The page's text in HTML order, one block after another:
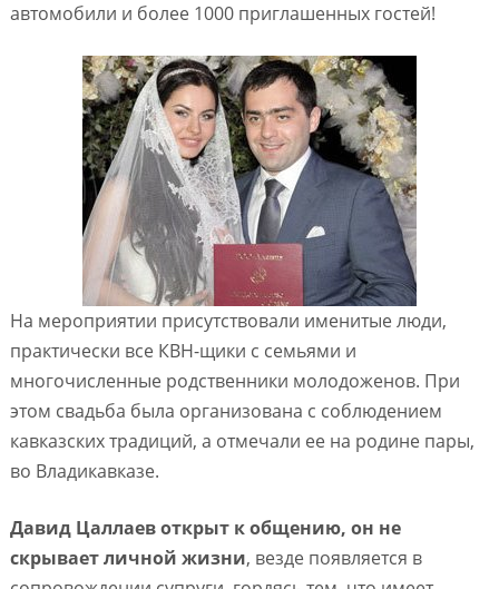
автомобили и более 1000 приглашенных гостей!
На мероприятии присутствовали именитые люди,
практически все КВН-щики с семьями и
многочисленные родственники молодоженов. При
этом свадьба была организована с соблюдением
кавказских традиций, а отмечали ее на родине пары,
во Владикавказе.
Давид Цаллаев открыт к общению, он не
скрывает личной жизни, везде появляется в